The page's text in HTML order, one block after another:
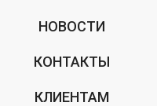
НОВОСТИ
КОНТАКТЫ
КЛИЕНТАМ